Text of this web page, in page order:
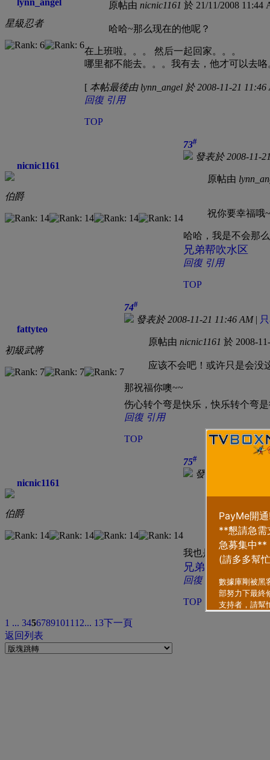
星級忍者
原帖由 nicnic1161 於 21/11/2008
哈哈~那么现在的他呢？
在上班啦。。。
然后一起回家。。。
哪里都不能去。。。我有去，他才可以去咯
[ 本帖最後由 lynn_angel 於 2008-11-21
回復 引用
TOP
nicnic1161
伯爵
73#
發表於 2008-11-
原帖由
祝你要幸福哦~
哈哈，我是不会那
兄弟帮吹水区
回復 引用
TOP
fattyteo
初級武將
74#
發表於 2008-11-21 11:46 AM|
原帖由 nicnic1161 於 2008-
应该不会吧！或许只是会没
那祝福你噢~~
伤心转个弯是快乐，快乐转个弯
回復 引用
TOP
nicnic1161
伯爵
75#
發表於 2008-11-
原帖由
在上班啦。。
我也是要上班了，
兄弟帮吹水区
回復 引用
TOP
1 ... 34567891011 12... 13下一頁
返回列表